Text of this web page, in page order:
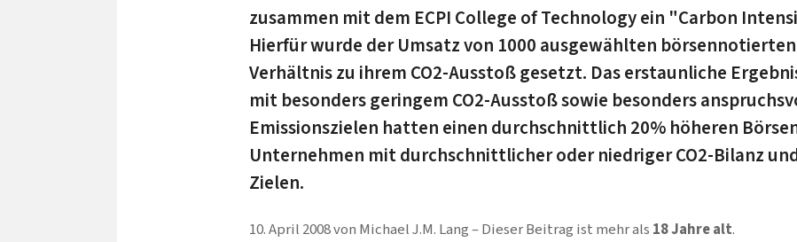
zusammen mit dem ECPI College of Technology ein "Carbon
Hierfür wurde der Umsatz von 1000 ausgewählten
Verhältnis zu ihrem CO2-Ausstoß gesetzt. Das erstaunliche
mit besonders geringem CO2-Ausstoß sowie besonders
Emissionszielen hatten einen durchschnittlich 20% höheren
Unternehmen mit durchschnittlicher oder niedriger CO2-Bilanz
Zielen.
10. April 2008von Michael J.M. Lang Dieser Beitrag ist mehr als 18 Jahre alt.